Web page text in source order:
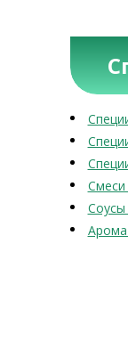
Смеси
Соусы